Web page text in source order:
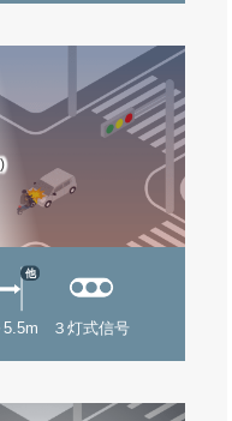
他
３灯式信号